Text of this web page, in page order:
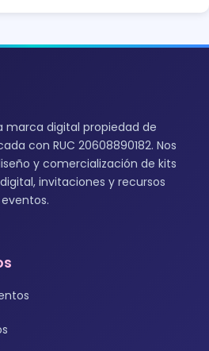
marca digital propiedad de
con RUC 20608890182. Nos
y comercialización de kits
invitaciones y recursos